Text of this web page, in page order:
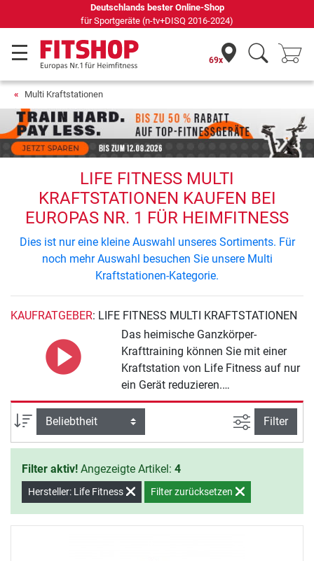
Deutschlands bester Online-Shop
für Sportgeräte (n-tv+DISQ 2016-2024)
69x
Multi Kraftstationen
LIFE FITNESS MULTI
KRAFTSTATIONEN KAUFEN BEI
EUROPAS NR. 1 FÜR HEIMFITNESS
Dies ist nur eine kleine Auswahl unseres Sortiments. Für
noch mehr Auswahl besuchen Sie unsere Multi
Kraftstationen-Kategorie.
KAUFRATGEBER: LIFE FITNESS MULTI KRAFTSTATIONEN
Das heimische Ganzkörper-
Krafttraining können Sie mit einer
Kraftstation von Life Fitness auf nur
ein Gerät reduzieren.
Unterschiedliche Kraftstationen mit
gleichbleibenden Qualitätsanspruch
findet man im Hause Life Fitness.
Multistationen wie beispielsweise
die G7 ermöglichen eine kaum zu
zählende Übungsvielfalt in den
eigenen vier Wänden.
Sortierung Ansicht
Filter
Filter aktiv! Angezeigte Artikel: 4
Hersteller: Life Fitness Filter zurücksetzen